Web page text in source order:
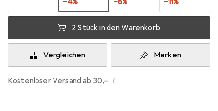
−4% −8% −11%
2 Stück in den Warenkorb
Vergleichen Merken
Kostenloser Versand ab 30,– i